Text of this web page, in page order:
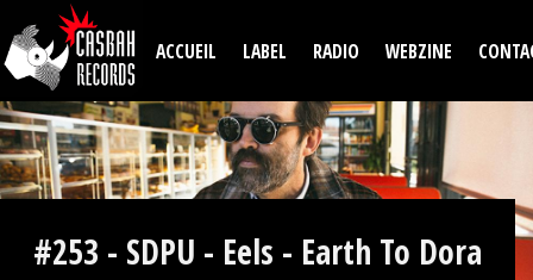
Aller au contenu principal
ACCUEIL LABEL RADIO WEBZINE
#253 - SDPU - Eels - Earth To Dora